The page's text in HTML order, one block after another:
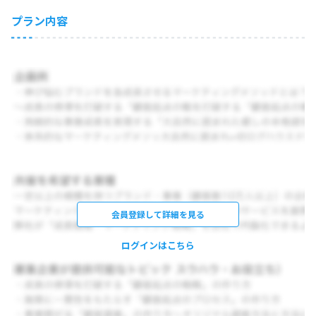
プラン内容
会員登録して詳細を見る
ログインはこちら